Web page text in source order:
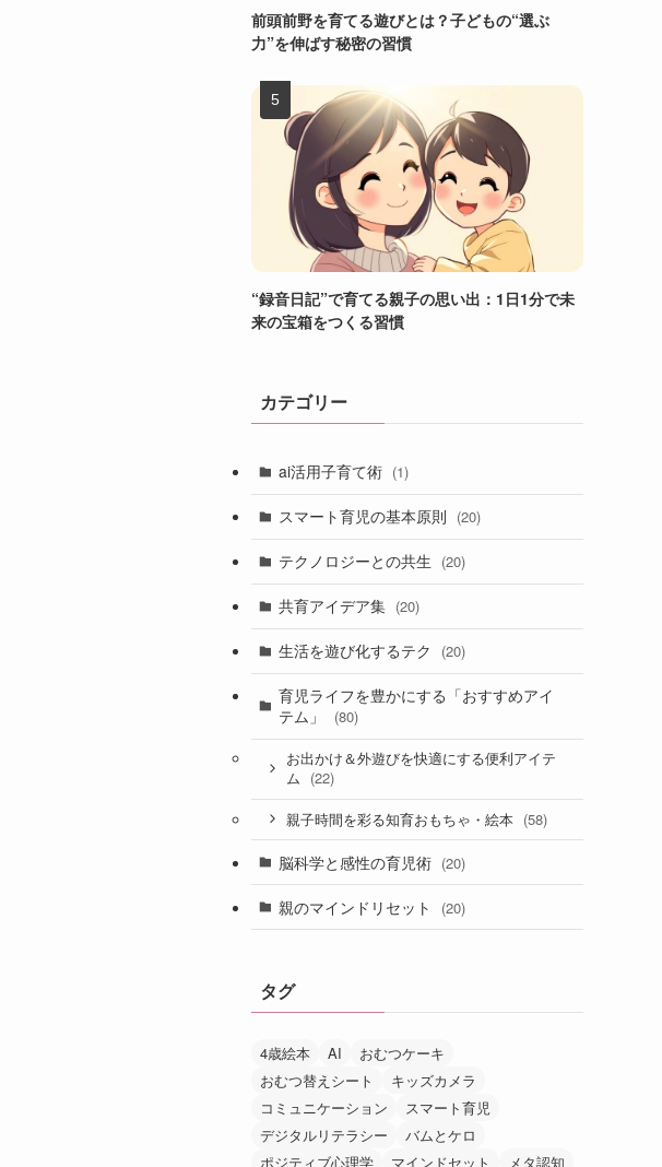
前頭前野を育てる遊びとは？子どもの“選ぶ
力”を伸ばす秘密の習慣
“録音日記”で育てる親子の思い出：1日1分で未
来の宝箱をつくる習慣
カテゴリー
ai活用子育て術 (1)
スマート育児の基本原則 (20)
テクノロジーとの共生 (20)
共育アイデア集 (20)
生活を遊び化するテク (20)
育児ライフを豊かにする「おすすめアイ
テム」
(80)
お出かけ＆外遊びを快適にする便利アイテ
ム
(22)
親子時間を彩る知育おもちゃ・絵本 (58)
脳科学と感性の育児術 (20)
親のマインドリセット (20)
タグ
4歳絵本 AI
おむつケーキ
おむつ替えシート
キッズカメラ
コミュニケーション
スマート育児
デジタルリテラシー
バムとケロ
ポジティブ心理学
マインドセット メタ認知